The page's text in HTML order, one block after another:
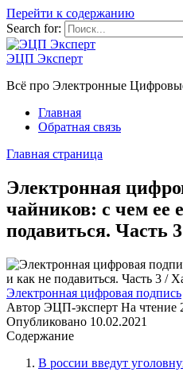
Перейти к содержанию
Search for:
ЭЦП Эксперт
Всё про Электронные
Главная
Обратная связь
Главная страница
Электронная
чайников: с чем ее
подавиться. Часть
Электронная цифровая подпись
Автор ЭЦП-эксперт На чтение
Опубликовано 10.02.2021
Содержание
В россии введут